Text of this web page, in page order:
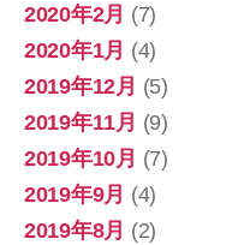
2020年2月 (7)
2020年1月 (4)
2019年12月 (5)
2019年11月 (9)
2019年10月 (7)
2019年9月 (4)
2019年8月 (2)